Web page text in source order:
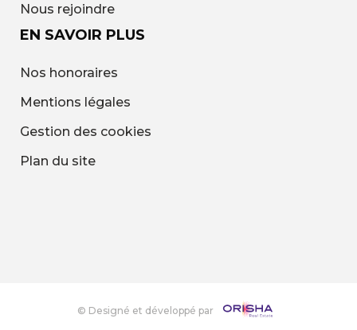
Nous rejoindre
EN SAVOIR PLUS
Nos honoraires
Mentions légales
Gestion des cookies
Plan du site
© Designé et développé par